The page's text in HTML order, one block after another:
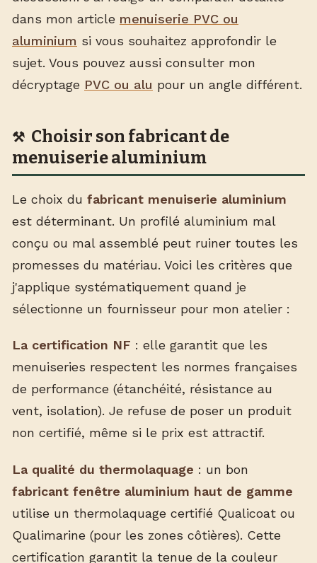
dans mon article menuiserie PVC ou
aluminium si vous souhaitez approfondir le
sujet. Vous pouvez aussi consulter mon
décryptage PVC ou alu pour un angle différent.
Choisir son fabricant de
menuiserie aluminium
Le choix du fabricant menuiserie aluminium
est déterminant. Un profilé aluminium mal
conçu ou mal assemblé peut ruiner toutes les
promesses du matériau. Voici les critères que
j'applique systématiquement quand je
sélectionne un fournisseur pour mon atelier :
La certification NF : elle garantit que les
menuiseries respectent les normes françaises
de performance (étanchéité, résistance au
vent, isolation). Je refuse de poser un produit
non certifié, même si le prix est attractif.
La qualité du thermolaquage : un bon
fabricant fenêtre aluminium haut de gamme
utilise un thermolaquage certifié Qualicoat ou
Qualimarine (pour les zones côtières). Cette
certification garantit la tenue de la couleur